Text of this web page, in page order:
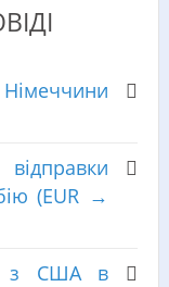
(EUR →
з США в